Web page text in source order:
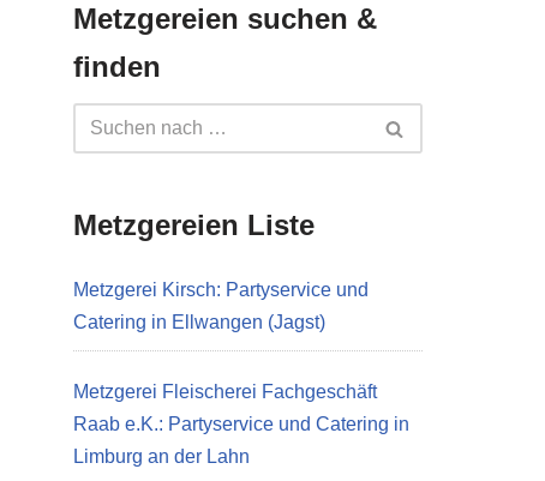
Metzgereien suchen &
finden
Metzgereien Liste
Metzgerei Kirsch: Partyservice und
Catering in Ellwangen (Jagst)
Metzgerei Fleischerei Fachgeschäft
Raab e.K.: Partyservice und Catering in
Limburg an der Lahn